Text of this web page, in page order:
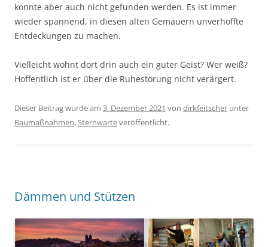
konnte aber auch nicht gefunden werden. Es ist immer
wieder spannend, in diesen alten Gemäuern unverhoffte
Entdeckungen zu machen.
Vielleicht wohnt dort drin auch ein guter Geist? Wer weiß?
Hoffentlich ist er über die Ruhestörung nicht verärgert.
Dieser Beitrag wurde am 3. Dezember 2021 von dirkfeitscher unter
Baumaßnahmen,Sternwarteveröffentlicht.
Dämmen und Stützen